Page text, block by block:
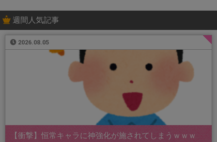
週間人気記事
2026.08.05
【衝撃】恒常キャラに神強化が施されてしまうｗｗｗ